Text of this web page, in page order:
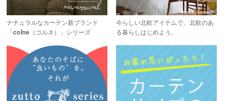
ナチュラルなカーテン新ブランド
「colne（コルネ）」シリーズ
今らしい北欧アイテムで、北欧のあ
る暮らしはじめよう。